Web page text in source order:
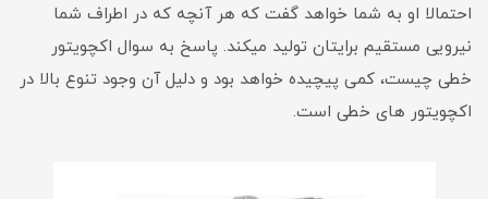
احتمالا او به شما خواهد گفت که هر آنچه که در اطراف شما
نیرویی مستقیم برایتان تولید میکند. پاسخ به سوال اکچویتور
خطی چیست، کمی پیچیده خواهد بود و دلیل آن وجود تنوع بالا در
اکچویتور های خطی است.